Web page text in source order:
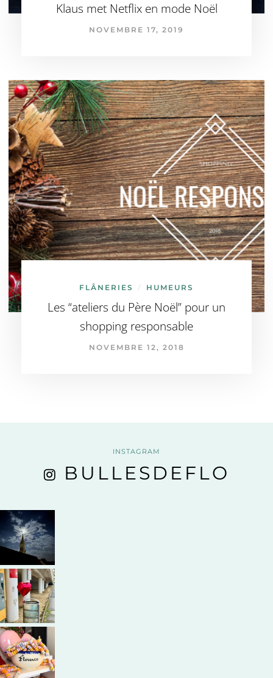
Klaus met Netflix en mode Noël
NOVEMBRE 17, 2019
FLÂNERIES / HUMEURS
Les “ateliers du Père Noël” pour un
shopping responsable
NOVEMBRE 12, 2018
INSTAGRAM
BULLESDEFLO